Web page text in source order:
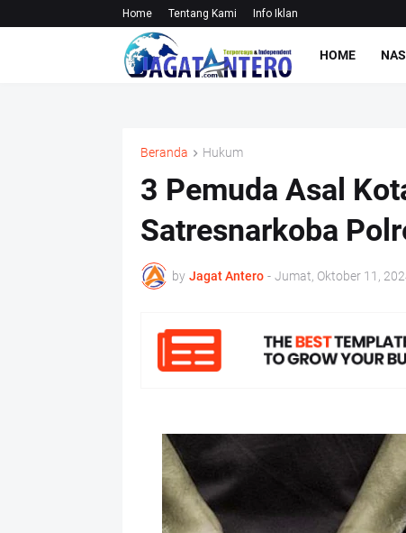
Home Tentang Kami Info Iklan
HOME
Beranda Hukum
3 Pemuda Asal
Satresnarkoba
by Jagat Antero - Jumat, Oktober 11,